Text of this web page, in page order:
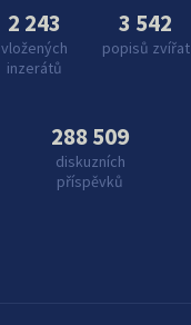
2 243
vložených
inzerátů
3 542
popisů zvířat
288 509
diskuzních
příspěvků